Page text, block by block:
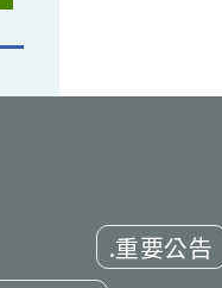
.重要公告